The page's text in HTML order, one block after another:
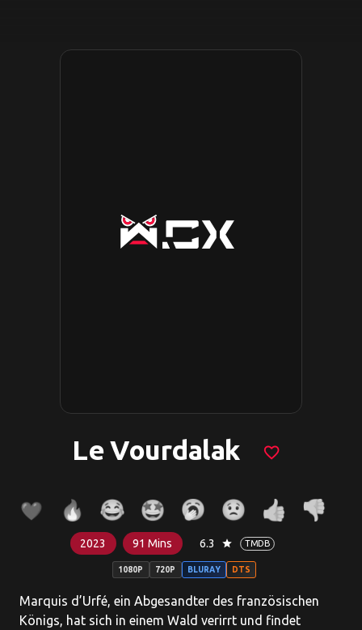
Le Vourdalak favorite_border
2023 91 Mins 6.3 star TMDB
1080P 720P BLURAY DTS
Marquis d’Urfé, ein Abgesandter des französischen
Königs, hat sich in einem Wald verirrt und findet